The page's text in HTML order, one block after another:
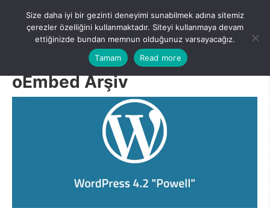
content
Menu
oEmbed Arşiv
Size daha iyi bir gezinti deneyimi sunabilmek adına sitemiz
çerezler özelliğini kullanmaktadır. Siteyi kullanmaya devam
ettiğinizde bundan memnun olduğunuz varsayacağız.
Tamam
Read more